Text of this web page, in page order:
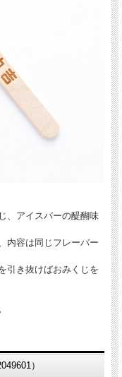
、アイスバーの醍醐味
内容は同じフレーバー
引き抜けばおみくじを
）